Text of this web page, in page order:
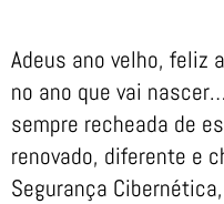
Adeus ano velho, feliz
no ano que vai
sempre recheada de
renovado, diferente e
Segurança